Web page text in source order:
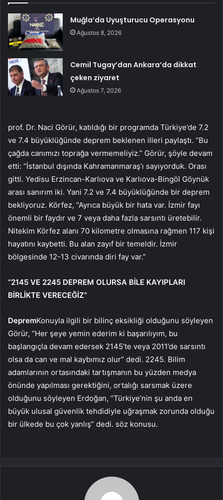
Muğla’da Uyuşturucu Operasyonu
Ağustos 8, 2026
Cemil Tugay’dan Ankara’da dikkat
çeken ziyaret
Ağustos 7, 2026
prof. Dr. Naci Görür, katıldığı bir programda Türkiye’de 7.2
ve 7.4 büyüklüğünde deprem beklenen illeri paylaştı. “Bu
çağda canımızı toprağa vermemeliyiz.” Görür, şöyle devam
etti: “İstanbul dışında Kahramanmaraş’ı sayıyorduk. Orası
gitti. Yedisu Erzincan-Karlıova ve Karlıova-Bingöl Göynük
arası sanırım iki. Yani 7.2 ve 7.4 büyüklüğünde bir deprem
bekliyoruz. Körfez, “Ayrıca büyük bir hata var. İzmir fayı
önemli bir faydır ve 7 veya daha fazla sarsıntı üretebilir.
Nitekim Körfez alanı 70 kilometre olmasına rağmen 117 kişi
hayatını kaybetti. Bu alan zayıf bir temeldir. İzmir
bölgesinde 12-13 civarında diri fay var.”
“2145 VE 2245 DEPREM OLURSA BİLE KAYIPLARI
BİRLİKTE VERECEĞİZ”
DepremKonuyla ilgili bir bilinç eksikliği olduğunu söyleyen
Görür, “Her şeye yemin ederim ki başarılıyım, bu
başlangıçla devam edersek 2145’te veya 2011’de sarsıntı
olsa da can ve mal kaybımız olur” dedi. 2245. Bilim
adamlarının ortasındaki tartışmanın bu yüzden medya
önünde yapılması gerektiğini, ortalığı sarsmak üzere
olduğunu söyleyen Erdoğan, “Türkiye’nin şu anda en
büyük ulusal güvenlik tehdidiyle uğraşmak zorunda olduğu
bir ülkede bu çok yanlış” dedi. söz konusu.